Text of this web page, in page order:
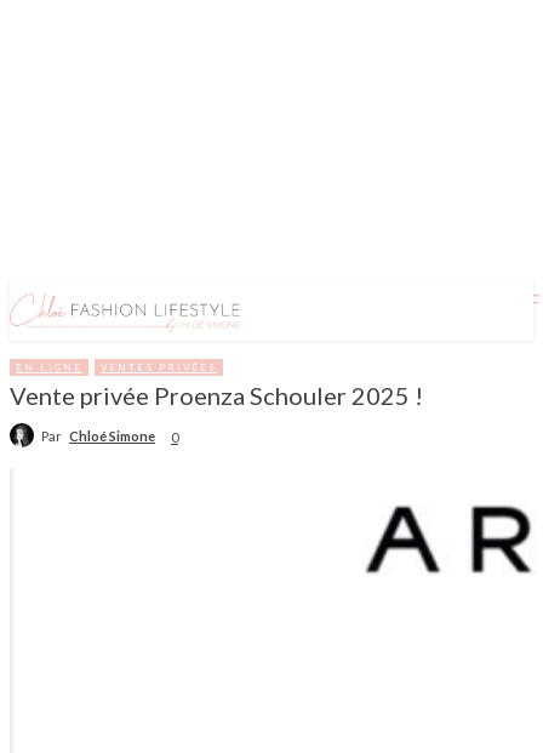
EN LIGNE VENTES PRIVÉES
Vente privée Proenza Schouler 2025 !
Par Chloé Simone 0